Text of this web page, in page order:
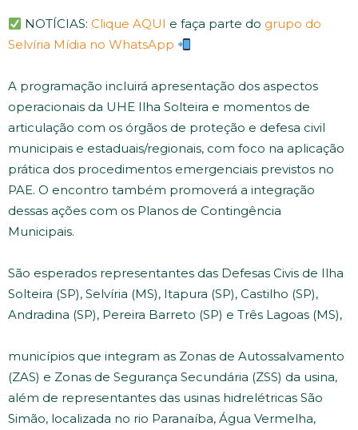
NOTÍCIAS: Clique AQUI e faça parte do grupo do
Selvíria Mídia no WhatsApp
A programação incluirá apresentação dos aspectos
operacionais da UHE Ilha Solteira e momentos de
articulação com os órgãos de proteção e defesa civil
municipais e estaduais/regionais, com foco na aplicação
prática dos procedimentos emergenciais previstos no
PAE. O encontro também promoverá a integração
dessas ações com os Planos de Contingência
Municipais.
São esperados representantes das Defesas Civis de Ilha
Solteira (SP), Selvíria (MS), Itapura (SP), Castilho (SP),
Andradina (SP), Pereira Barreto (SP) e Três Lagoas (MS),
municípios que integram as Zonas de Autossalvamento
(ZAS) e Zonas de Segurança Secundária (ZSS) da usina,
além de representantes das usinas hidrelétricas São
Simão, localizada no rio Paranaíba, Água Vermelha,